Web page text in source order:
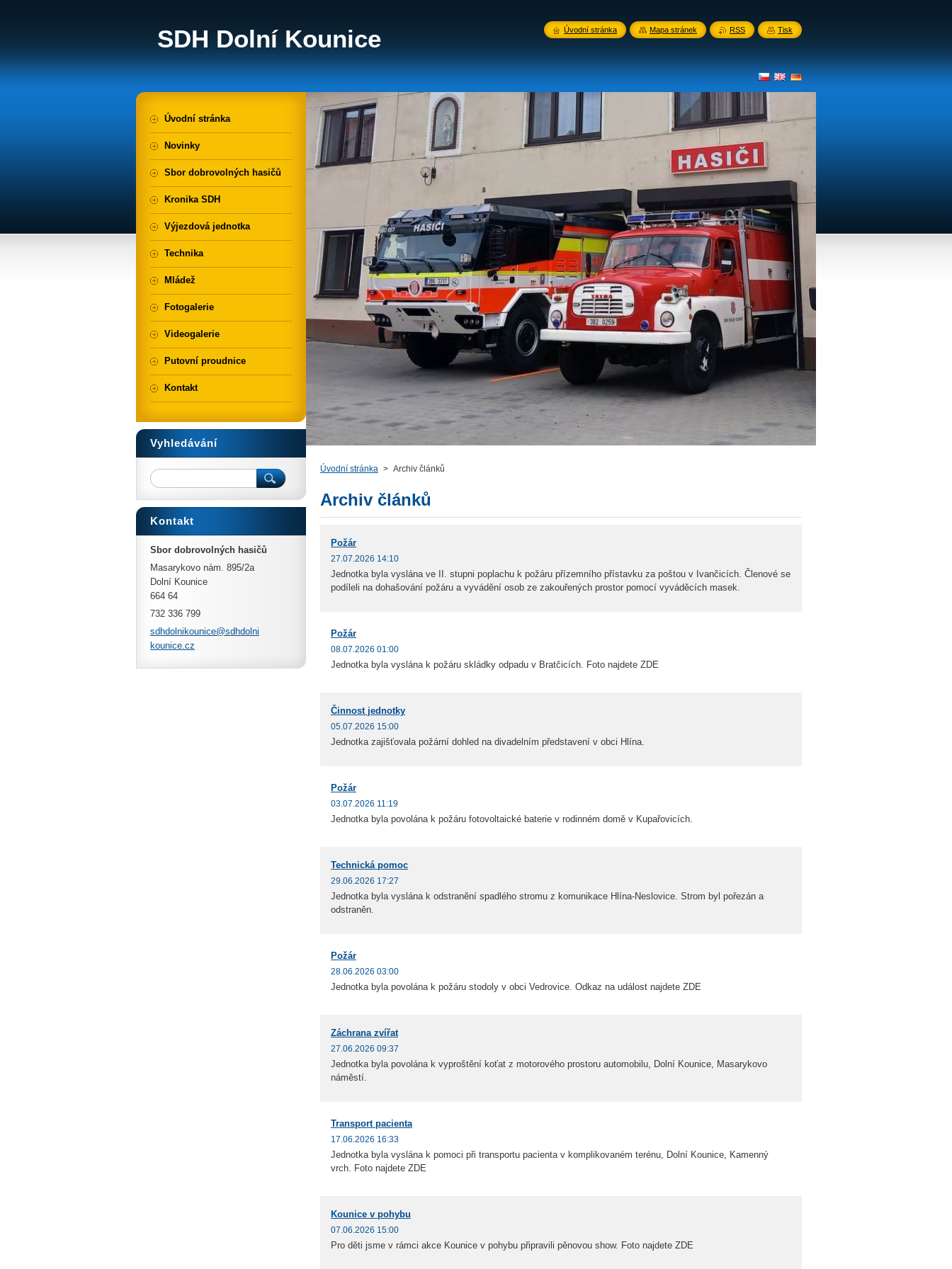
SDH Dolní Kounice
Úvodní stránka > Archiv článků
Archiv článků
Požár
27.07.2026 14:10
Jednotka byla vyslána ve II. stupni poplachu k požáru přízemního přístavku za poštou v Ivančicích. Členové se
podíleli na dohašování požáru a vyvádění osob ze zakouřených prostor pomocí vyváděcích masek.
Požár
08.07.2026 01:00
Jednotka byla vyslána k požáru skládky odpadu v Bratčicích. Foto najdete ZDE
Činnost jednotky
05.07.2026 15:00
Jednotka zajišťovala požární dohled na divadelním představení v obci Hlína.
Požár
03.07.2026 11:19
Jednotka byla povolána k požáru fotovoltaické baterie v rodinném domě v Kupařovicích.
Technická pomoc
29.06.2026 17:27
Jednotka byla vyslána k odstranění spadlého stromu z komunikace Hlína-Neslovice. Strom byl pořezán a
odstraněn.
Požár
28.06.2026 03:00
Jednotka byla povolána k požáru stodoly v obci Vedrovice. Odkaz na událost najdete ZDE
Záchrana zvířat
27.06.2026 09:37
Jednotka byla povolána k vyproštění koťat z motorového prostoru automobilu, Dolní Kounice, Masarykovo
náměstí.
Transport pacienta
17.06.2026 16:33
Jednotka byla vyslána k pomoci při transportu pacienta v komplikovaném terénu, Dolní Kounice, Kamenný
vrch. Foto najdete ZDE
Kounice v pohybu
07.06.2026 15:00
Pro děti jsme v rámci akce Kounice v pohybu připravili pěnovou show. Foto najdete ZDE
Úvodní stránka
Novinky
Sbor dobrovolných hasičů
Kronika SDH
Výjezdová jednotka
Technika
Mládež
Fotogalerie
Videogalerie
Putovní proudnice
Kontakt
Vyhledávání
Kontakt
Sbor dobrovolných hasičů
Masarykovo nám. 895/2a
Dolní Kounice
664 64
732 336 799
sdhdolni kounice@sdhdolni
kounice.cz
Úvodní stránka Mapa stránek RSS Tisk